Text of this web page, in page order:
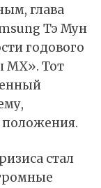
глава
Тэ Мун
годового
MX». Тот
положения.
стал